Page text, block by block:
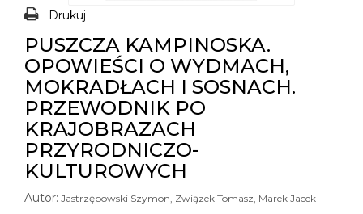
Drukuj
PUSZCZA KAMPINOSKA.
OPOWIEŚCI O WYDMACH,
MOKRADŁACH I SOSNACH.
PRZEWODNIK PO
KRAJOBRAZACH
PRZYRODNICZO-
KULTUROWYCH
Autor: Jastrzębowski Szymon, Związek Tomasz, Marek Jacek